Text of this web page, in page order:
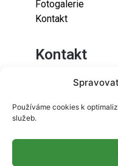
Používáme cookies k
služeb.
Fotogalerie
Kontakt
Kontakt
Lazaretní 925/9